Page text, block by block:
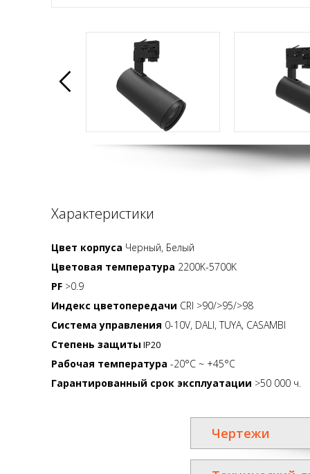
Характеристики
Цвет корпуса Черный, Белый
Цветовая температура 2200K-5700K
PF>0.9
Индекс цветопередачи CRI >90/>95/>98
Система управления 0-10V, DALI, TUYA, CASAMBI
Степень защиты IP20
Рабочая температура -20°C ~ +45°C
Гарантированный срок эксплуатации >50 000 ч.
Чертежи